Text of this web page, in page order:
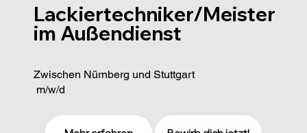
Lackiertechniker/Meister
im Außendienst
Lackiertechniker/Meister
im Außendienst
Zwischen Nürnberg und Stuttgart
m/w/d